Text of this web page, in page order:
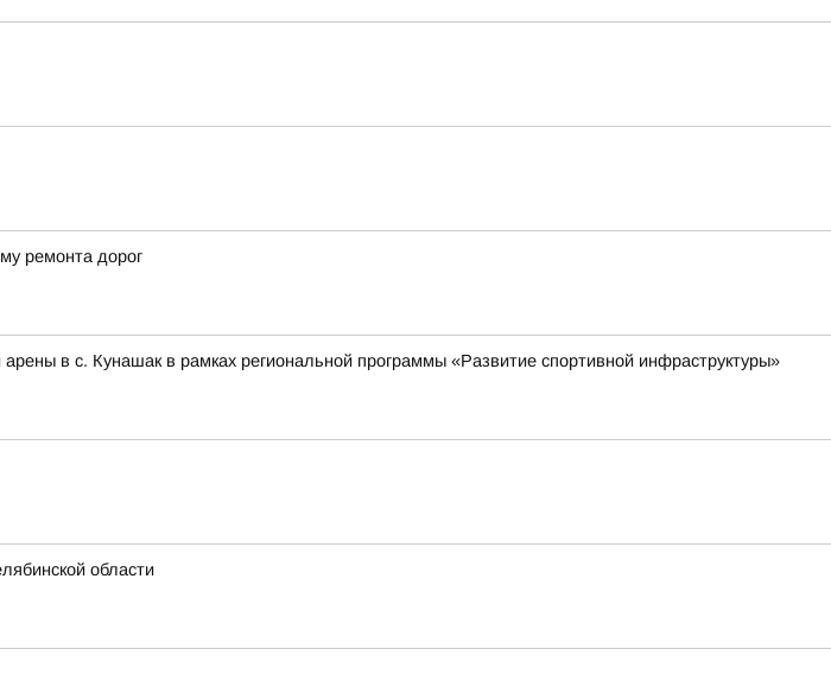
ремонта дорог
в с. Кунашак в рамках региональной программы «Развитие спортивной инфраструктуры»
области